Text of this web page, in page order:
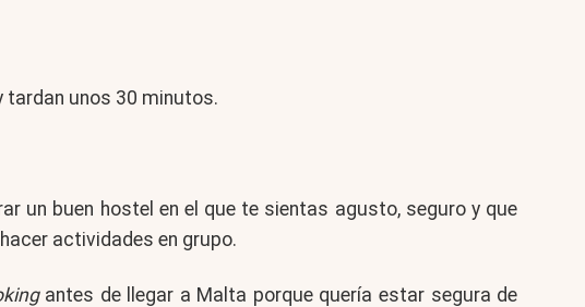
tardan unos 30 minutos.
un buen hostel en el que te sientas agusto, seguro y que
actividades en grupo.
antes de llegar a Malta porque quería estar segura de